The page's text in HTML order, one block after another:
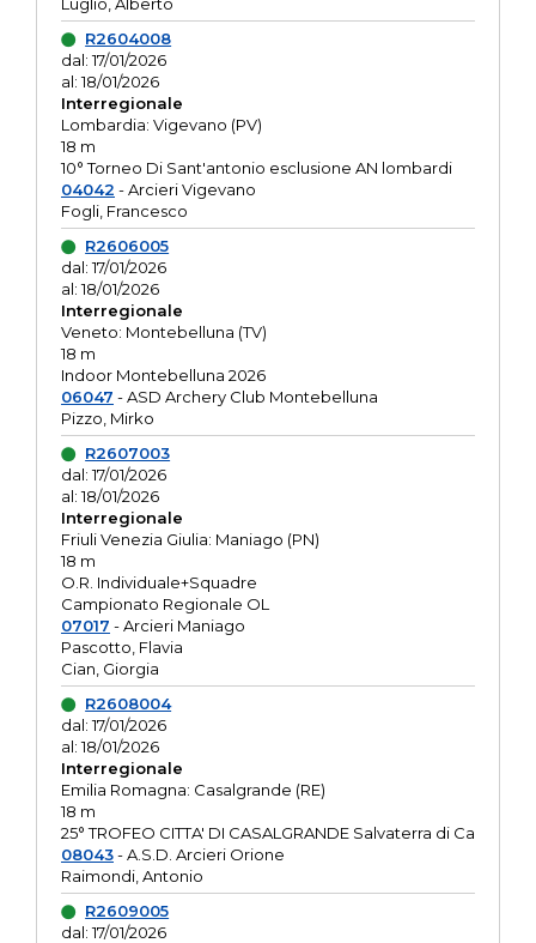
R2604008
dal: 17/01/2026
al: 18/01/2026
Interregionale
Lombardia: Vigevano (PV)
18 m
10° Torneo Di Sant'antonio esclusione AN lombardi
04042 - Arcieri Vigevano
Fogli, Francesco
R2606005
dal: 17/01/2026
al: 18/01/2026
Interregionale
Veneto: Montebelluna (TV)
18 m
Indoor Montebelluna 2026
06047 - ASD Archery Club Montebelluna
Pizzo, Mirko
R2607003
dal: 17/01/2026
al: 18/01/2026
Interregionale
Friuli Venezia Giulia: Maniago (PN)
18 m
O.R. Individuale+Squadre
Campionato Regionale OL
07017 - Arcieri Maniago
Pascotto, Flavia
Cian, Giorgia
R2608004
dal: 17/01/2026
al: 18/01/2026
Interregionale
Emilia Romagna: Casalgrande (RE)
18 m
25° TROFEO CITTA' DI CASALGRANDE Salvaterra di Ca
08043- A.S.D. Arcieri Orione
Raimondi, Antonio
R2609005
dal: 17/01/2026